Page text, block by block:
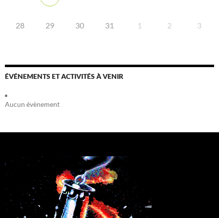
28 29 30 31 1 2 3
ÉVÉNEMENTS ET ACTIVITÉS À VENIR
Aucun évènement